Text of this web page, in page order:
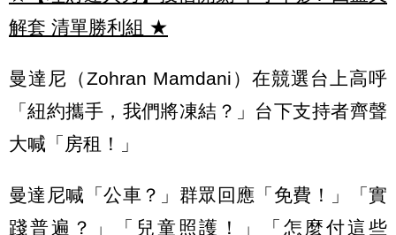
解套 清單勝利組 ★
曼達尼（Zohran Mamdani）在競選台上高呼
「紐約攜手，我們將凍結？」台下支持者齊聲
大喊「房租！」
曼達尼喊「公車？」群眾回應「免費！」「實
踐普遍？」「兒童照護！」「怎麼付這些